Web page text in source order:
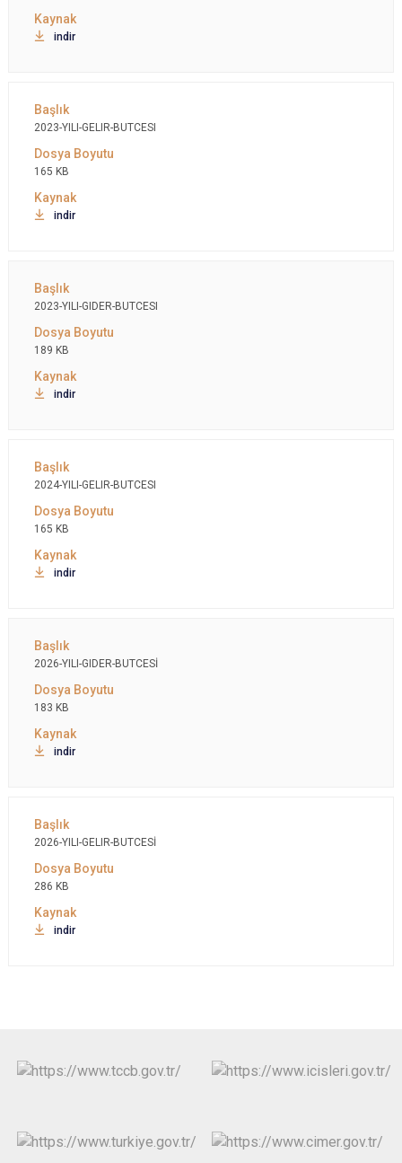
indir
2023-YILI-GELIR-BUTCESI
165 KB
indir
2023-YILI-GIDER-BUTCESI
189 KB
indir
2024-YILI-GELIR-BUTCESI
165 KB
indir
2026-YILI-GIDER-BUTCESİ
183 KB
indir
2026-YILI-GELIR-BUTCESİ
286 KB
indir